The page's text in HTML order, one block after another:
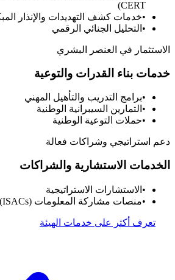
CERT)
• خدمات كشف التهديدات والإنذار المبكر
• التحليل الجنائي الرقمي
في العنصر البشري
بناء القدرات والتوعية
• برامج التدريب والتأهيل المهني
• التمارين السيبرانية الوطنية
• حملات التوعية الوطنية
استراتيجي وشراكات فعالة
الاستشارية والشراكات
• الاستشارات الاستراتيجية
• منصات مشاركة المعلومات (ISACs)
تعرف أكثر على خدمات الهيئة